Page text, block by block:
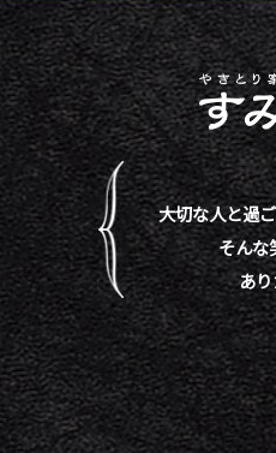
大切な人と過ご
そんな
あ